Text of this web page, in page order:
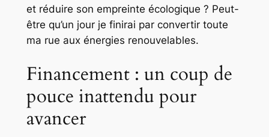
et réduire son empreinte écologique ? Peut-
être qu’un jour je finirai par convertir toute
ma rue aux énergies renouvelables.
Financement : un coup de
pouce inattendu pour
avancer